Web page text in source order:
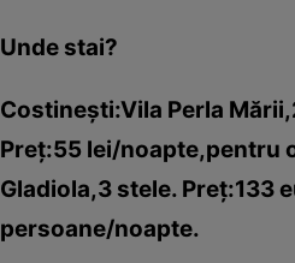
Unde stai?
Costineşti:Vila Perla
Preţ:55 lei/noapte,pentru
Gladiola,3 stele. Preţ:133
persoane/noapte.